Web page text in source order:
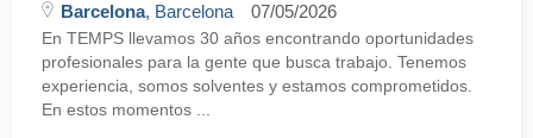
Barcelona, Barcelona 07/05/2026
En TEMPS llevamos 30 años encontrando oportunidades
profesionales para la gente que busca trabajo. Tenemos
experiencia, somos solventes y estamos comprometidos.
En estos momentos ...